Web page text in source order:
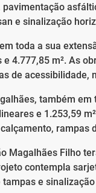
pavimentação
e sinalização
toda a sua
e 4.777,85 m². As
de acessibilidade,
também
e 1.253,59
rampas
Magalhães Filho
contempla
tampas e